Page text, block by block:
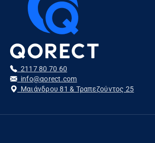
2117 80 70 60
info@qorect.com
Μαιάνδρου 81 & Τραπεζούντος 25